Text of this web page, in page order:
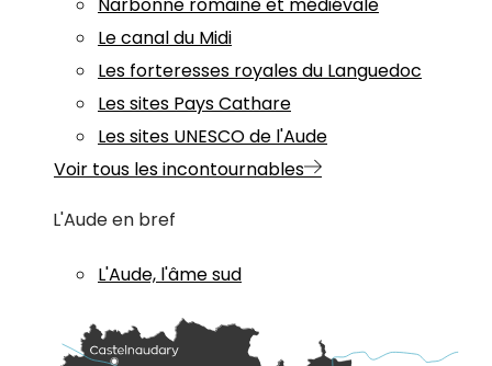
Le canal du Midi
Les forteresses royales du Languedoc
Les sites Pays Cathare
Les sites UNESCO de l'Aude
Voir tous les incontournables
L'Aude en bref
L'Aude, l'âme sud